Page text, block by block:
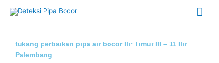
content
tukang perbaikan pipa air bocor Ilir Timur III – 11 Ilir
Palembang